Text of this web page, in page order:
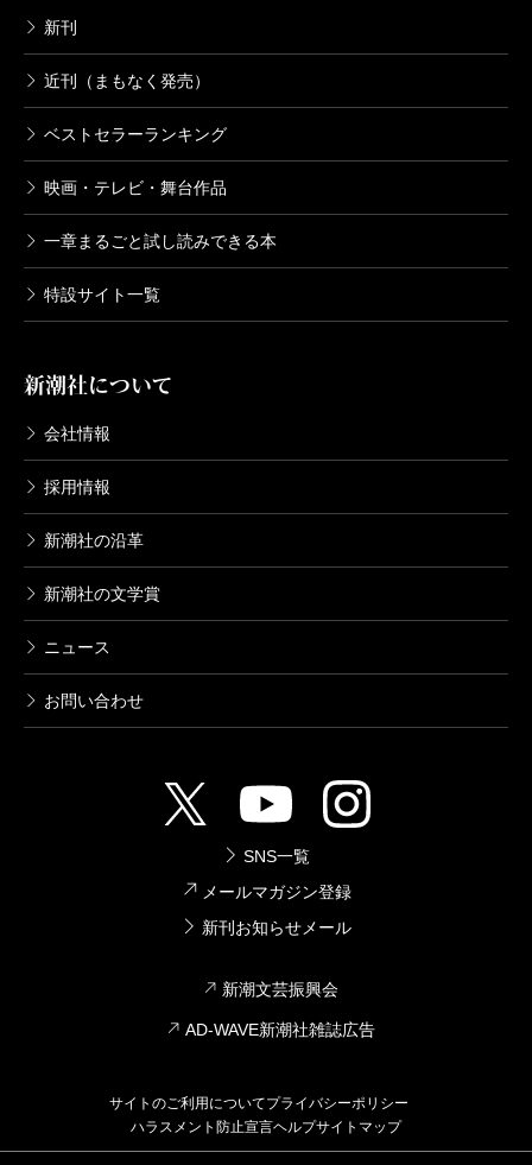
新刊
近刊（まもなく発売）
ベストセラーランキング
映画・テレビ・舞台作品
一章まるごと試し読みできる本
特設サイト一覧
新潮社について
会社情報
採用情報
新潮社の沿革
新潮社の文学賞
ニュース
お問い合わせ
SNS一覧
メールマガジン登録
新刊お知らせメール
新潮文芸振興会
AD-WAVE新潮社雑誌広告
サイトのご利用についてプライバシーポリシー
ハラスメント防止宣言ヘルプサイトマップ